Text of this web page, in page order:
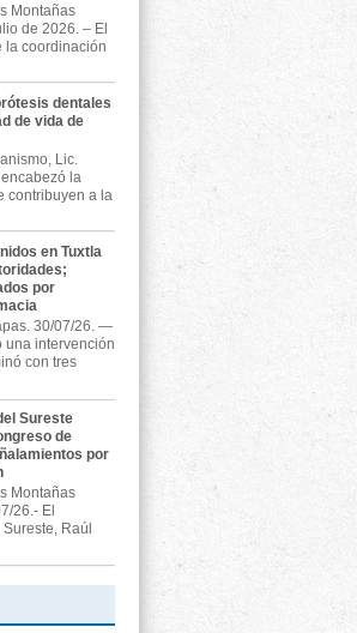
Montañas
de 2026. – El
la coordinación
dentales
de vida de
Lic.
la
contribuyen a la
en Tuxtla
por
30/07/26. —
una intervención
con tres
Sureste
de
por
Montañas
26.- El
Raúl